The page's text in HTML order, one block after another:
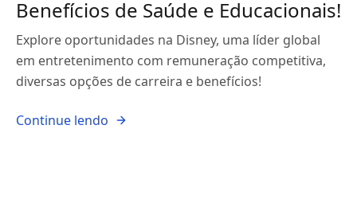
Benefícios de Saúde e Educacionais!
Explore oportunidades na Disney, uma líder global
em entretenimento com remuneração competitiva,
diversas opções de carreira e benefícios!
Continue lendo